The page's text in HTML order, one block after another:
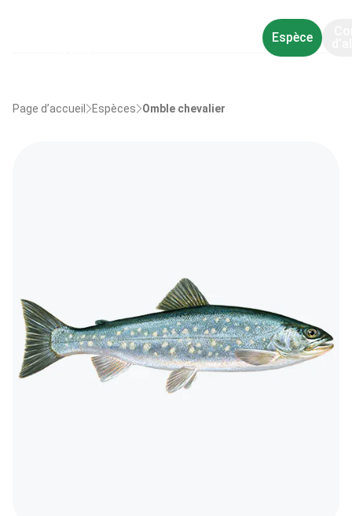
Espèce
Page d’accueil Espèces Omble chevalier